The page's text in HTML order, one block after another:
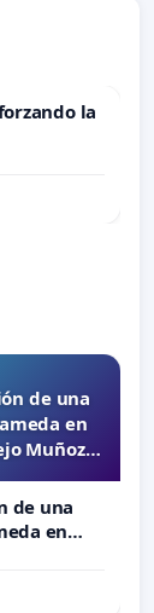
la
de una
en
Muñoz
de una
en